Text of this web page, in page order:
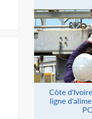
Côte
ligne